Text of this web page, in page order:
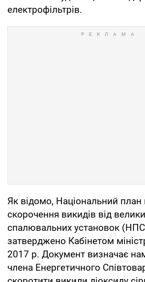
електрофільтрів.
Як відомо, Національний
скорочення викидів від
спалювальних установок
затверджено Кабінетом
2017 р. Документ визначає
члена Енергетичного